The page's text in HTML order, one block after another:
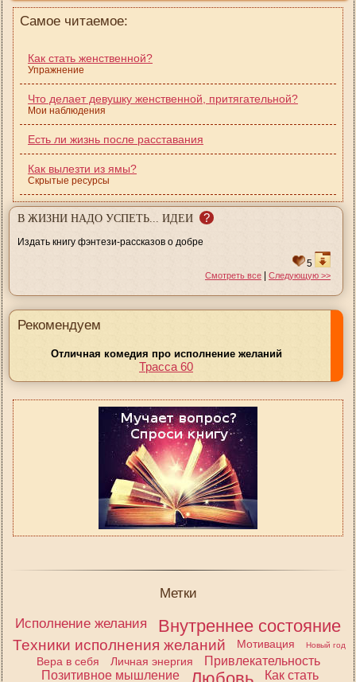
Самое читаемое:
Как стать женственной?
Упражнение
Что делает девушку женственной, притягательной?
Мои наблюдения
Есть ли жизнь после расставания
Как вылезти из ямы?
Скрытые ресурсы
В ЖИЗНИ НАДО УСПЕТЬ... ИДЕИ ?
Издать книгу фэнтези-рассказов о добре
5
Смотреть все | Следующую >>
Рекомендуем
Отличная комедия про исполнение желаний
Трасса 60
Метки
Исполнение желания
Внутреннее состояние
Техники исполнения желаний Мотивация Новый год
Вера в себя Личная энергия
Привлекательность
Позитивное мышление
Любовь Как стать